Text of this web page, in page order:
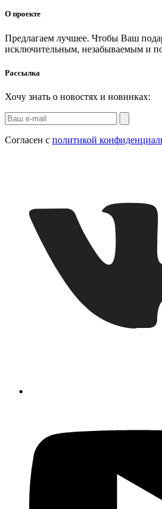
О проекте
Предлагаем лучшее. Чтобы Ваш
исключительным, незабываемым и
Рассылка
Хочу знать о новостях и новинках:
Согласен с политикой